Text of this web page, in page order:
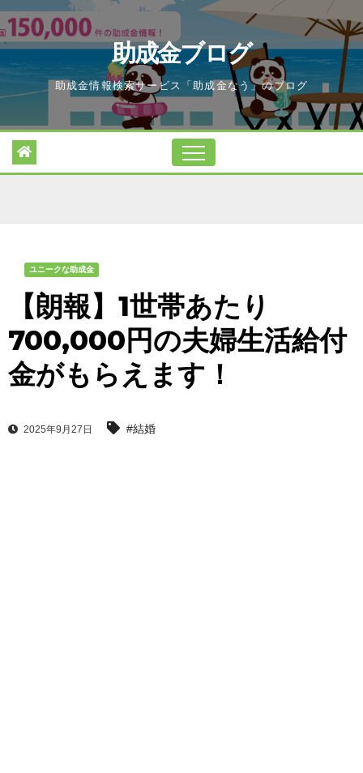
Skip
to
content
助成金ブログ
助成金情報検索サービス「助成金なう」のブログ
ユニークな助成金
【朗報】1世帯あたり
700,000円の夫婦生活給付
金がもらえます！
2025年9月27日 #結婚